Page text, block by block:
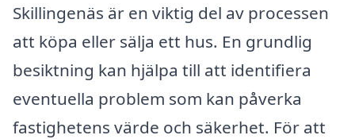
Skillingenäs är en viktig del av processen
att köpa eller sälja ett hus. En grundlig
besiktning kan hjälpa till att identifiera
eventuella problem som kan påverka
fastighetens värde och säkerhet. För att